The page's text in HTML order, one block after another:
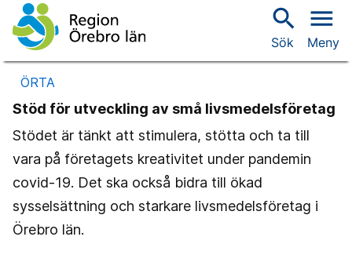
search
Sök
menu
Meny
ÖRTA
Stöd för utveckling av små livsmedelsföretag
Stödet är tänkt att stimulera, stötta och ta till
vara på företagets kreativitet under pandemin
covid-19. Det ska också bidra till ökad
sysselsättning och starkare livsmedelsföretag i
Örebro län.